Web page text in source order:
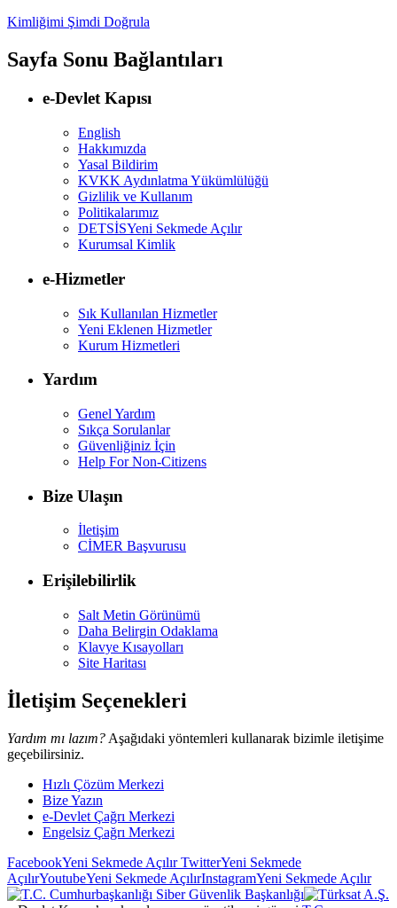
Kimliğimi Şimdi Doğrula
Sayfa Sonu Bağlantıları
e-Devlet Kapısı
English
Hakkımızda
Yasal Bildirim
KVKK Aydınlatma Yükümlülüğü
Gizlilik ve Kullanım
Politikalarımız
DETSİSYeni Sekmede Açılır
Kurumsal Kimlik
e-Hizmetler
Sık Kullanılan Hizmetler
Yeni Eklenen Hizmetler
Kurum Hizmetleri
Yardım
Genel Yardım
Sıkça Sorulanlar
Güvenliğiniz İçin
Help For Non-Citizens
Bize Ulaşın
İletişim
CİMER Başvurusu
Erişilebilirlik
Salt Metin Görünümü
Daha Belirgin Odaklama
Klavye Kısayolları
Site Haritası
İletişim Seçenekleri
Yardım mı lazım? Aşağıdaki yöntemleri kullanarak bizimle iletişime
geçebilirsiniz.
Hızlı Çözüm Merkezi
Bize Yazın
e-Devlet Çağrı Merkezi
Engelsiz Çağrı Merkezi
FacebookYeni Sekmede AçılırTwitterYeni Sekmede
AçılırYoutubeYeni Sekmede AçılırInstagramYeni Sekmede Açılır